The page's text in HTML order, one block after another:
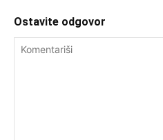
Ostavite odgovor